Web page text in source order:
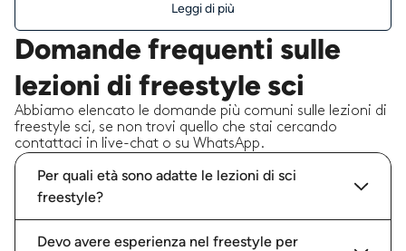
Leggi di più
Domande frequenti sulle
lezioni di freestyle sci
Abbiamo elencato le domande più comuni sulle lezioni di
freestyle sci, se non trovi quello che stai cercando
contattaci in live-chat o su WhatsApp.
Per quali età sono adatte le lezioni di sci
freestyle?
Devo avere esperienza nel freestyle per